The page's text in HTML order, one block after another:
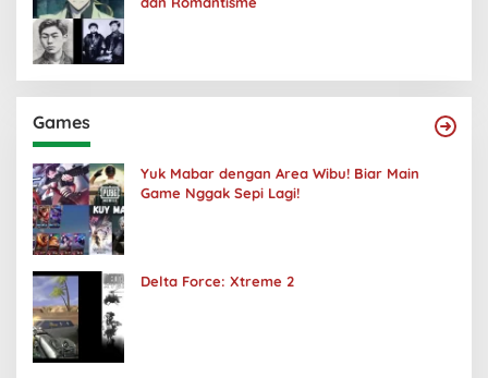
Games
Yuk Mabar dengan Area Wibu! Biar Main
Game Nggak Sepi Lagi!
Delta Force: Xtreme 2